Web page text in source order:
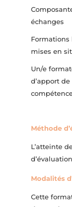
échanges
Formations
mises en
Un/e
d’apport
Méthode
L’atteinte
Modalités
Cette